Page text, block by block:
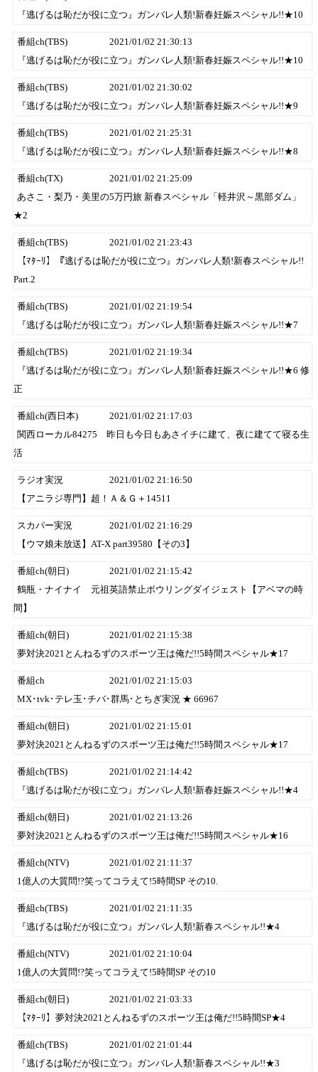
『逃げるは恥だが役に立つ』ガンバレ人類!新春妊娠スペシャル!!★10
番組ch(TBS)
2021/01/02 21:30:13
『逃げるは恥だが役に立つ』ガンバレ人類!新春妊娠スペシャル!!★10
番組ch(TBS)
2021/01/02 21:30:02
『逃げるは恥だが役に立つ』ガンバレ人類!新春妊娠スペシャル!!★9
番組ch(TBS)
2021/01/02 21:25:31
『逃げるは恥だが役に立つ』ガンバレ人類!新春妊娠スペシャル!!★8
番組ch(TX)
2021/01/02 21:25:09
あさこ・梨乃・美里の5万円旅 新春スペシャル「軽井沢～黒部ダム」
★2
番組ch(TBS)
2021/01/02 21:23:43
【ﾏﾀｰﾘ】『逃げるは恥だが役に立つ』ガンバレ人類!新春スペシャル!!
Part.2
番組ch(TBS)
2021/01/02 21:19:54
『逃げるは恥だが役に立つ』ガンバレ人類!新春妊娠スペシャル!!★7
番組ch(TBS)
2021/01/02 21:19:34
『逃げるは恥だが役に立つ』ガンバレ人類!新春妊娠スペシャル!!★6 修
正
番組ch(西日本)
2021/01/02 21:17:03
関西ローカル84275 昨日も今日もあさイチに建て、夜に建てて寝る生
活
ラジオ実況
2021/01/02 21:16:50
【アニラジ専門】超！Ａ＆Ｇ＋14511
スカパー実況
2021/01/02 21:16:29
【ウマ娘未放送】AT-X part39580【その3】
番組ch(朝日)
2021/01/02 21:15:42
鶴瓶・ナイナイ 元祖英語禁止ボウリングダイジェスト【アベマの時
間】
番組ch(朝日)
2021/01/02 21:15:38
夢対決2021とんねるずのスポーツ王は俺だ!!5時間スペシャル★17
番組ch
2021/01/02 21:15:03
MX･tvk･テレ玉･チバ･群馬･とちぎ実況 ★ 66967
番組ch(朝日)
2021/01/02 21:15:01
夢対決2021とんねるずのスポーツ王は俺だ!!5時間スペシャル★17
番組ch(TBS)
2021/01/02 21:14:42
『逃げるは恥だが役に立つ』ガンバレ人類!新春妊娠スペシャル!!★4
番組ch(朝日)
2021/01/02 21:13:26
夢対決2021とんねるずのスポーツ王は俺だ!!5時間スペシャル★16
番組ch(NTV)
2021/01/02 21:11:37
1億人の大質問!?笑ってコラえて!5時間SP その10.
番組ch(TBS)
2021/01/02 21:11:35
『逃げるは恥だが役に立つ』ガンバレ人類!新春スペシャル!!★4
番組ch(NTV)
2021/01/02 21:10:04
1億人の大質問!?笑ってコラえて!5時間SP その10
番組ch(朝日)
2021/01/02 21:03:33
【ﾏﾀｰﾘ】夢対決2021とんねるずのスポーツ王は俺だ!!5時間SP★4
番組ch(TBS)
2021/01/02 21:01:44
『逃げるは恥だが役に立つ』ガンバレ人類!新春スペシャル!!★3